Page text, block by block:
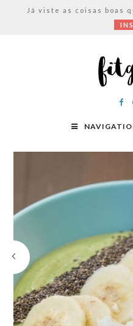
Já viste as coisas boas